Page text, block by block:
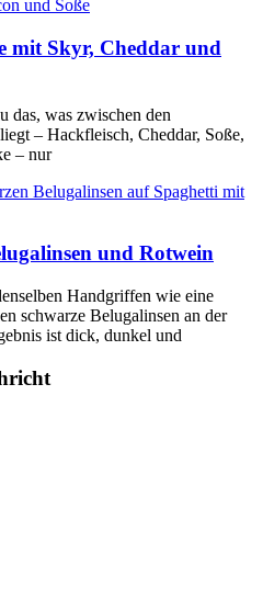
mit Skyr, Cheddar und
das, was zwischen den
– Hackfleisch, Cheddar, Soße,
– nur
und Rotwein
Handgriffen wie eine
schwarze Belugalinsen an der
ist dick, dunkel und